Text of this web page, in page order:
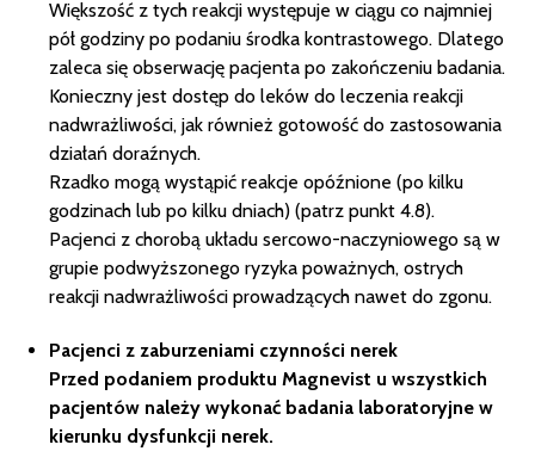
Większość z tych reakcji występuje w ciągu co najmniej
pół godziny po podaniu środka kontrastowego. Dlatego
zaleca się obserwację pacjenta po zakończeniu badania.
Konieczny jest dostęp do leków do leczenia reakcji
nadwrażliwości, jak również gotowość do zastosowania
działań doraźnych.
Rzadko mogą wystąpić reakcje opóźnione (po kilku
godzinach lub po kilku dniach) (patrz punkt 4.8).
Pacjenci z chorobą układu sercowo-naczyniowego są w
grupie podwyższonego ryzyka poważnych, ostrych
reakcji nadwrażliwości prowadzących nawet do zgonu.
Pacjenci z zaburzeniami czynności nerek
Przed podaniem produktu Magnevist u wszystkich
pacjentów należy wykonać badania laboratoryjne w
kierunku dysfunkcji nerek.